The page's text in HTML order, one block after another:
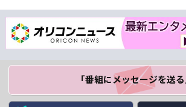
「番組にメッセージを送る